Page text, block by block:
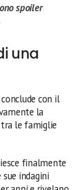
spoiler
una
con il
la
le famiglie
finalmente
indagini